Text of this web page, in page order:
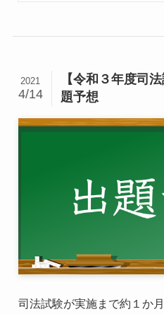
【令和３年度司
題予想
2021
4/14
司法試験が実施まで約１か